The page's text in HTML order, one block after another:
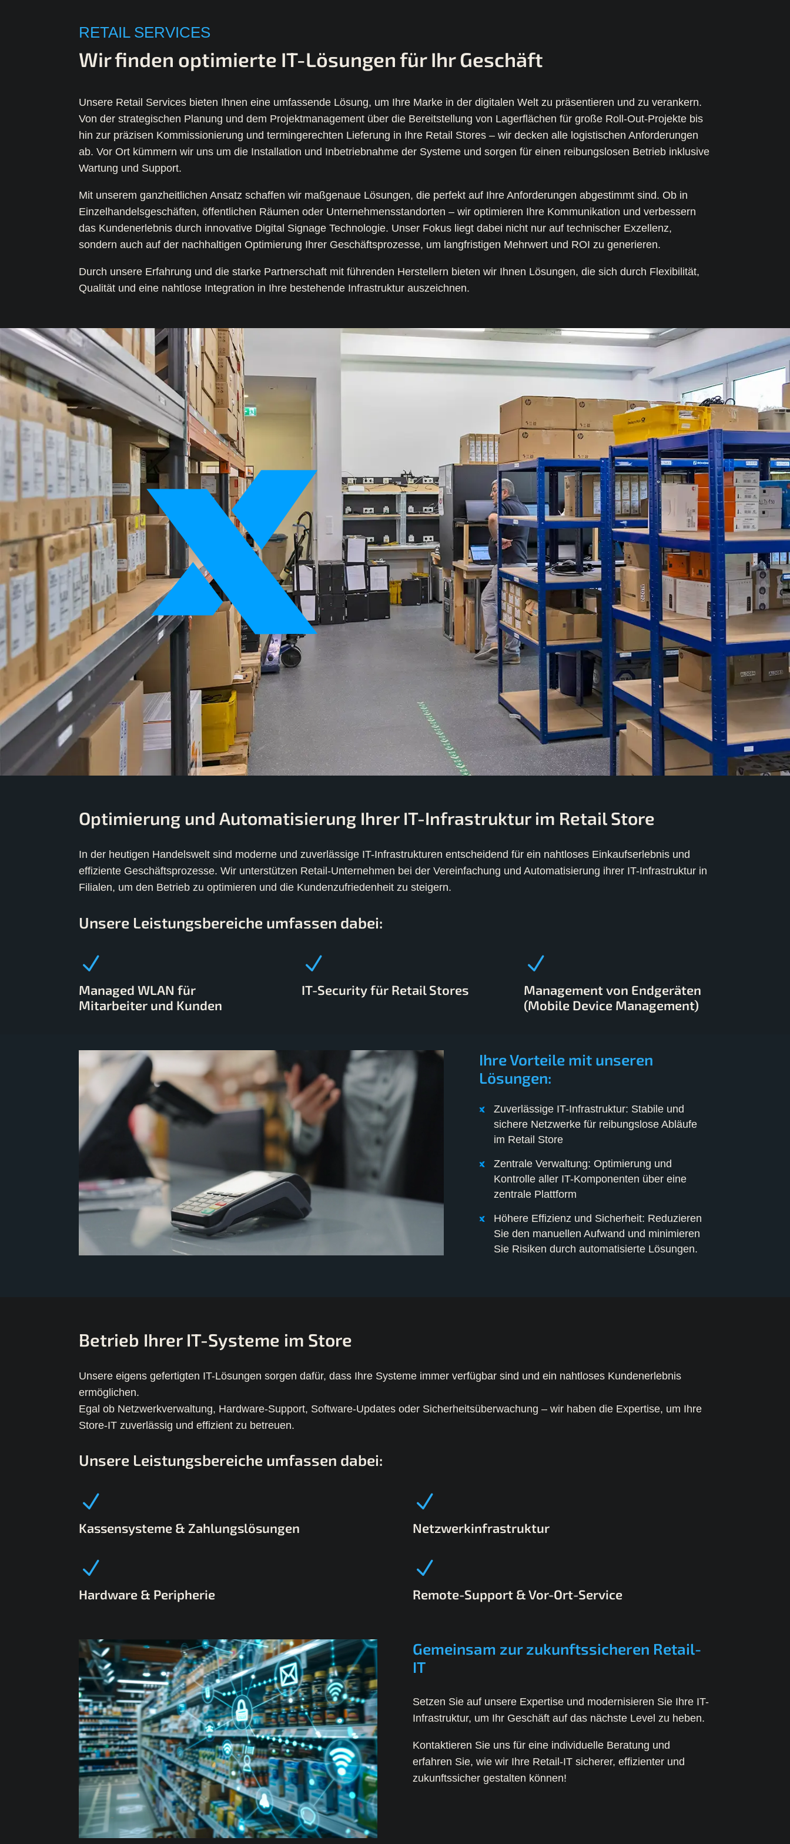
RETAIL SERVICES
Wir finden optimierte IT-Lösungen für Ihr Geschäft
Unsere Retail Services bieten Ihnen eine umfassende Lösung, um Ihre Marke in der digitalen Welt zu präsentieren und zu verankern.
Von der strategischen Planung und dem Projektmanagement über die Bereitstellung von Lagerflächen für große Roll-Out-Projekte bis
hin zur präzisen Kommissionierung und termingerechten Lieferung in Ihre Retail Stores – wir decken alle logistischen Anforderungen
ab. Vor Ort kümmern wir uns um die Installation und Inbetriebnahme der Systeme und sorgen für einen reibungslosen Betrieb inklusive
Wartung und Support.
Mit unserem ganzheitlichen Ansatz schaffen wir maßgenaue Lösungen, die perfekt auf Ihre Anforderungen abgestimmt sind. Ob in
Einzelhandelsgeschäften, öffentlichen Räumen oder Unternehmensstandorten – wir optimieren Ihre Kommunikation und verbessern
das Kundenerlebnis durch innovative Digital Signage Technologie. Unser Fokus liegt dabei nicht nur auf technischer Exzellenz,
sondern auch auf der nachhaltigen Optimierung Ihrer Geschäftsprozesse, um langfristigen Mehrwert und ROI zu generieren.
Durch unsere Erfahrung und die starke Partnerschaft mit führenden Herstellern bieten wir Ihnen Lösungen, die sich durch Flexibilität,
Qualität und eine nahtlose Integration in Ihre bestehende Infrastruktur auszeichnen.
Optimierung und Automatisierung Ihrer IT-Infrastruktur im Retail Store
In der heutigen Handelswelt sind moderne und zuverlässige IT-Infrastrukturen entscheidend für ein nahtloses Einkaufserlebnis und
effiziente Geschäftsprozesse. Wir unterstützen Retail-Unternehmen bei der Vereinfachung und Automatisierung ihrer IT-Infrastruktur in
Filialen, um den Betrieb zu optimieren und die Kundenzufriedenheit zu steigern.
Unsere Leistungsbereiche umfassen dabei:
Managed WLAN für
Mitarbeiter und Kunden
IT-Security für Retail Stores
Management von Endgeräten
(Mobile Device Management)
Ihre Vorteile mit unseren
Lösungen:
Zuverlässige IT-Infrastruktur: Stabile und
sichere Netzwerke für reibungslose Abläufe
im Retail Store
Zentrale Verwaltung: Optimierung und
Kontrolle aller IT-Komponenten über eine
zentrale Plattform
Höhere Effizienz und Sicherheit: Reduzieren
Sie den manuellen Aufwand und minimieren
Sie Risiken durch automatisierte Lösungen.
Betrieb Ihrer IT-Systeme im Store
Unsere eigens gefertigten IT-Lösungen sorgen dafür, dass Ihre Systeme immer verfügbar sind und ein nahtloses Kundenerlebnis
ermöglichen.
Egal ob Netzwerkverwaltung, Hardware-Support, Software-Updates oder Sicherheitsüberwachung – wir haben die Expertise, um Ihre
Store-IT zuverlässig und effizient zu betreuen.
Unsere Leistungsbereiche umfassen dabei:
Kassensysteme & Zahlungslösungen Netzwerkinfrastruktur
Hardware & Peripherie Remote-Support & Vor-Ort-Service
Gemeinsam zur zukunftssicheren Retail-
IT
Setzen Sie auf unsere Expertise und modernisieren Sie Ihre IT-
Infrastruktur, um Ihr Geschäft auf das nächste Level zu heben.
Kontaktieren Sie uns für eine individuelle Beratung und
erfahren Sie, wie wir Ihre Retail-IT sicherer, effizienter und
zukunftssicher gestalten können!